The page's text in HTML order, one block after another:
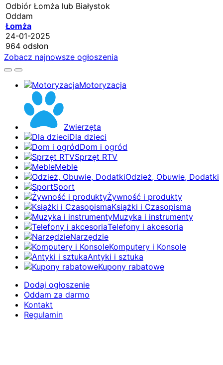
Odbiór Łomża lub Białystok
Oddam
Łomża
24-01-2025
964 odsłon
Zobacz najnowsze ogłoszenia
Motoryzacja
Zwierzęta
Dla dzieci
Dom i ogród
Sprzęt RTV
Meble
Odzież, Obuwie, Dodatki
Sport
Żywność i produkty
Książki i Czasopisma
Muzyka i instrumenty
Telefony i akcesoria
Narzędzie
Komputery i Konsole
Antyki i sztuka
Kupony rabatowe
Dodaj ogłoszenie
Oddam za darmo
Kontakt
Regulamin